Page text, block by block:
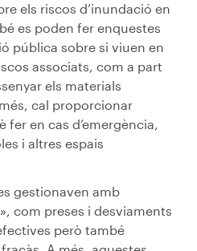
els riscos d’inundació en
es poden fer enquestes
pública sobre si viuen en
associats, com a part
els materials
cal proporcionar
fer en cas d’emergència,
i altres espais
gestionaven amb
com preses i desviaments
però també